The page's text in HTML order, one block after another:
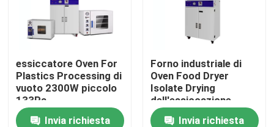
Casa
essiccatore Oven For
Plastics Processing di
vuoto 2300W piccolo
133Pa
Invia richiesta
Forno industriale di
Oven Food Dryer
Isolate Drying
dell'essiccazione
sotto vuoto di SS316L
Invia richiesta